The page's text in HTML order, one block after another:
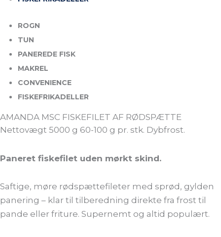
ROGN
TUN
PANEREDE FISK
MAKREL
CONVENIENCE
FISKEFRIKADELLER
AMANDA MSC FISKEFILET AF RØDSPÆTTE
Nettovægt 5000 g 60-100 g pr. stk. Dybfrost.
Paneret fiskefilet uden mørkt skind.
Saftige, møre rødspættefileter med sprød, gylden
panering – klar til tilberedning direkte fra frost til
pande eller friture. Supernemt og altid populært.